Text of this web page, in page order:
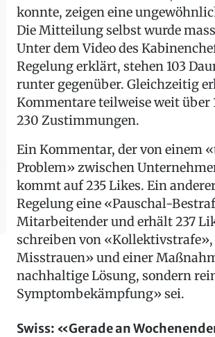
konnte, zeigen eine
Die Mitteilung selbst wurde
Unter dem Video des
Regelung erklärt, stehen 103
runter gegenüber. Gleichzeitig
Kommentare teilweise weit über
230 Zustimmungen.
Ein Kommentar, der von einem
Problem» zwischen
kommt auf 235 Likes. Ein
Regelung eine «Pauschal-
Mitarbeitender und erhält 237
schreiben von
Misstrauen» und einer
nachhaltige Lösung, sondern
Symptombekämpfung» sei.
Swiss: «Gerade an